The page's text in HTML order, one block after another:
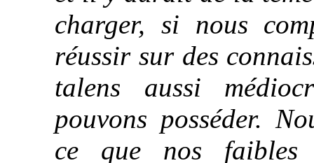
charger, si nous
réussir sur des
talens aussi
pouvons posséder.
ce que nos faibles